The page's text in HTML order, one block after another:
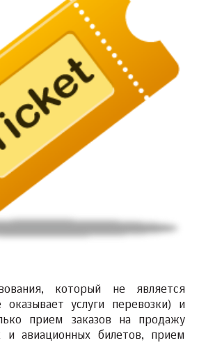
который не является
оказывает услуги перевозки) и
прием заказов на продажу
и авиационных билетов, прием